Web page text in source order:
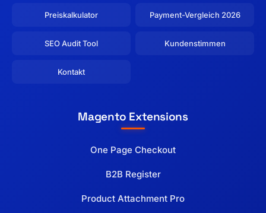
Preiskalkulator Payment-Vergleich 2026
SEO Audit Tool Kundenstimmen
Kontakt
Magento Extensions
One Page Checkout
B2B Register
Product Attachment Pro